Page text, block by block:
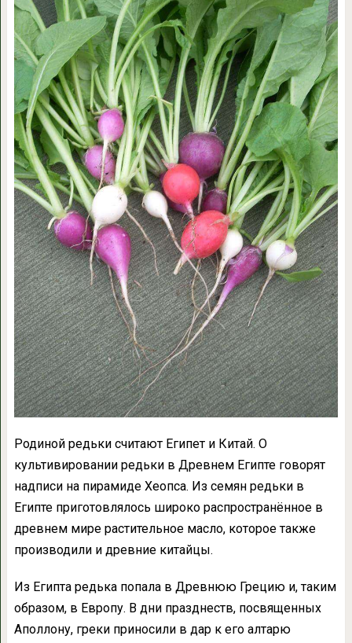
Родиной редьки считают Египет и Китай. О
культивировании редьки в Древнем Египте говорят
надписи на пирамиде Хеопса. Из семян редьки в
Египте приготовлялось широко распространённое в
древнем мире растительное масло, которое также
производили и древние китайцы.
Из Египта редька попала в Древнюю Грецию и, таким
образом, в Европу. В дни празднеств, посвященных
Аполлону, греки приносили в дар к его алтарю